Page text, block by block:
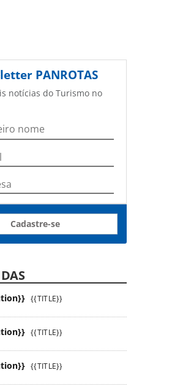
PANROTAS
notícias do Turismo no
Cadastre-se
{{TITLE}}
{{TITLE}}
{{TITLE}}